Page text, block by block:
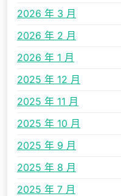
2026 年 3 月
2026 年 2 月
2026 年 1 月
2025 年 12 月
2025 年 11 月
2025 年 10 月
2025 年 9 月
2025 年 8 月
2025 年 7 月